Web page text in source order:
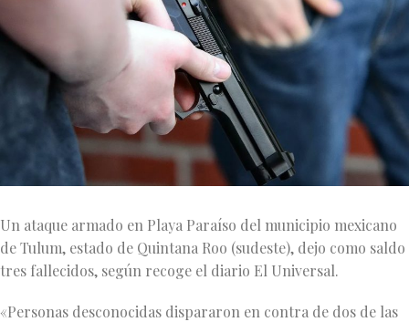
Un ataque armado en Playa Paraíso del municipio mexicano
de Tulum, estado de Quintana Roo (sudeste), dejo como saldo
tres fallecidos, según recoge el diario El Universal.
«Personas desconocidas dispararon en contra de dos de las